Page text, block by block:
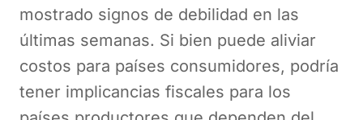
mostrado signos de debilidad en las
últimas semanas. Si bien puede aliviar
costos para países consumidores, podría
tener implicancias fiscales para los